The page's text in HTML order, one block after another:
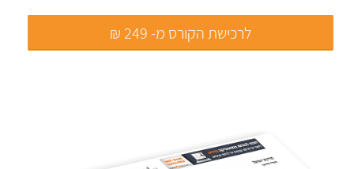
לרכישת הקורס מ- 249 ₪